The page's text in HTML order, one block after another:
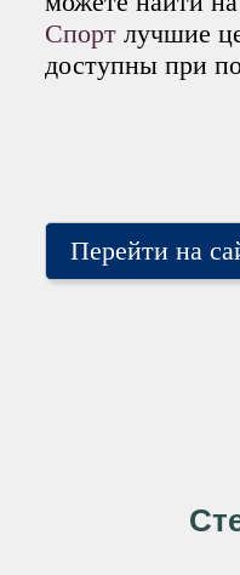
Спортлучшие
доступны при
Перейти на